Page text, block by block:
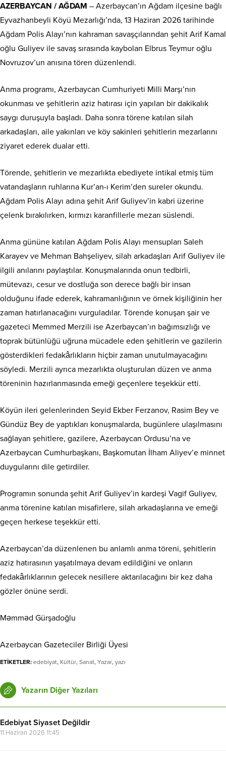
AZERBAYCAN / AĞDAM – Azerbaycan’ın Ağdam ilçesine bağlı
Eyvazhanbeyli Köyü Mezarlığı’nda, 13 Haziran 2026 tarihinde
Ağdam Polis Alayı’nın kahraman savaşçılarından şehit Arif Kamal
oğlu Guliyev ile savaş sırasında kaybolan Elbrus Teymur oğlu
Novruzov’un anısına tören düzenlendi.
Anma programı, Azerbaycan Cumhuriyeti Milli Marşı’nın
okunması ve şehitlerin aziz hatırası için yapılan bir dakikalık
saygı duruşuyla başladı. Daha sonra törene katılan silah
arkadaşları, aile yakınları ve köy sakinleri şehitlerin mezarlarını
ziyaret ederek dualar etti.
Törende, şehitlerin ve mezarlıkta ebediyete intikal etmiş tüm
vatandaşların ruhlarına Kur’an-ı Kerim’den sureler okundu.
Ağdam Polis Alayı adına şehit Arif Guliyev’in kabri üzerine
çelenk bırakılırken, kırmızı karanfillerle mezarı süslendi.
Anma gününe katılan Ağdam Polis Alayı mensupları Saleh
Karayev ve Mehman Bahşeliyev, silah arkadaşları Arif Guliyev ile
ilgili anılarını paylaştılar. Konuşmalarında onun tedbirli,
mütevazı, cesur ve dostluğa son derece bağlı bir insan
olduğunu ifade ederek, kahramanlığının ve örnek kişiliğinin her
zaman hatırlanacağını vurguladılar. Törende konuşan şair ve
gazeteci Memmed Merzili ise Azerbaycan’ın bağımsızlığı ve
toprak bütünlüğü uğruna mücadele eden şehitlerin ve gazilerin
gösterdikleri fedakârlıkların hiçbir zaman unutulmayacağını
söyledi. Merzili ayrıca mezarlıkta oluşturulan düzen ve anma
töreninin hazırlanmasında emeği geçenlere teşekkür etti.
Köyün ileri gelenlerinden Seyid Ekber Ferzanov, Rasim Bey ve
Gündüz Bey de yaptıkları konuşmalarda, bugünlere ulaşılmasını
sağlayan şehitlere, gazilere, Azerbaycan Ordusu’na ve
Azerbaycan Cumhurbaşkanı, Başkomutan İlham Aliyev’e minnet
duygularını dile getirdiler.
Programın sonunda şehit Arif Guliyev’in kardeşi Vagif Guliyev,
anma törenine katılan misafirlere, silah arkadaşlarına ve emeği
geçen herkese teşekkür etti.
Azerbaycan’da düzenlenen bu anlamlı anma töreni, şehitlerin
aziz hatırasının yaşatılmaya devam edildiğini ve onların
fedakârlıklarının gelecek nesillere aktarılacağını bir kez daha
gözler önüne serdi.
Məmməd Gürşadoğlu
Azerbaycan Gazeteciler Birliği Üyesi
ETİKETLER: edebiyat, Kültür, Sanat, Yazar, yazı
Yazarın Diğer Yazıları
Edebiyat Siyaset Değildir
11 Haziran 2026 11:45